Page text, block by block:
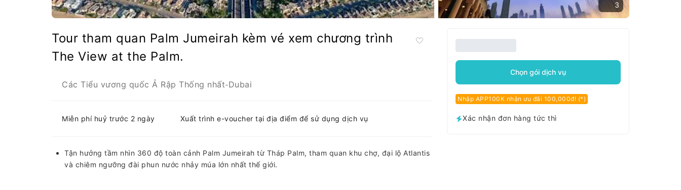
3
Tour tham quan Palm Jumeirah kèm vé xem chương trình
The View at the Palm.
Các Tiểu vương quốc Ả Rập Thống nhất-Dubai
Miễn phí huỷ trước 2 ngày Xuất trình e-voucher tại địa điểm để sử dụng dịch vụ
Tận hưởng tầm nhìn 360 độ toàn cảnh Palm Jumeirah từ Tháp Palm, tham quan khu chợ, đại lộ Atlantis
và chiêm ngưỡng đài phun nước nhảy múa lớn nhất thế giới.
Chọn gói dịch vụ
Nhập APP100K nhận ưu đãi 100,000đ! (*)
Xác nhận đơn hàng tức thì